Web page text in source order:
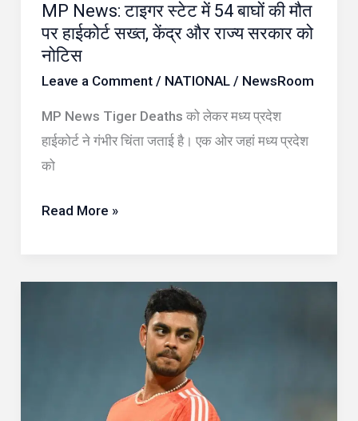
MP News: टाइगर स्टेट में 54 बाघों की मौत
पर हाईकोर्ट सख्त, केंद्र और राज्य सरकार को
नोटिस
Leave a Comment / NATIONAL/ NewsRoom
MP News Tiger Deaths को लेकर मध्य प्रदेश
हाईकोर्ट ने गंभीर चिंता जताई है। एक ओर जहां मध्य प्रदेश
को
मौत
पर
हाईकोर्ट
सख्त,
केंद्र
और
राज्य
को
Read More »